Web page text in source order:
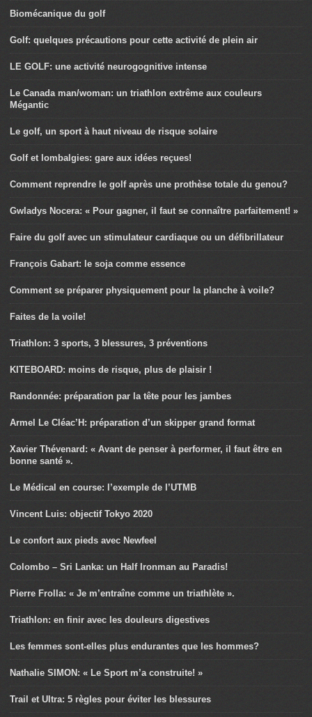
Biomécanique du golf
Golf: quelques précautions pour cette activité de plein air
LE GOLF: une activité neurogognitive intense
Le Canada man/woman: un triathlon extrême aux couleurs
Mégantic
Le golf, un sport à haut niveau de risque solaire
Golf et lombalgies: gare aux idées reçues!
Comment reprendre le golf après une prothèse totale du genou?
Gwladys Nocera: « Pour gagner, il faut se connaître parfaitement! »
Faire du golf avec un stimulateur cardiaque ou un défibrillateur
François Gabart: le soja comme essence
Comment se préparer physiquement pour la planche à voile?
Faites de la voile!
Triathlon: 3 sports, 3 blessures, 3 préventions
KITEBOARD: moins de risque, plus de plaisir !
Randonnée: préparation par la tête pour les jambes
Armel Le Cléac’H: préparation d’un skipper grand format
Xavier Thévenard: « Avant de penser à performer, il faut être en
bonne santé ».
Le Médical en course: l’exemple de l’UTMB
Vincent Luis: objectif Tokyo 2020
Le confort aux pieds avec Newfeel
Colombo – Sri Lanka: un Half Ironman au Paradis!
Pierre Frolla: « Je m’entraîne comme un triathlète ».
Triathlon: en finir avec les douleurs digestives
Les femmes sont-elles plus endurantes que les hommes?
Nathalie SIMON: « Le Sport m’a construite! »
Trail et Ultra: 5 règles pour éviter les blessures